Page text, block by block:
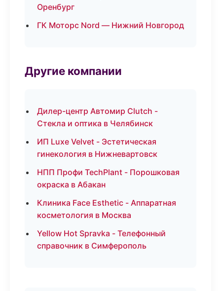
Оренбург
ГК Моторс Nord — Нижний Новгород
Другие компании
Дилер-центр Автомир Clutch -
Стекла и оптика в Челябинск
ИП Luxe Velvet - Эстетическая
гинекология в Нижневартовск
НПП Профи TechPlant - Порошковая
окраска в Абакан
Клиника Face Esthetic - Аппаратная
косметология в Москва
Yellow Hot Spravka - Телефонный
справочник в Симферополь